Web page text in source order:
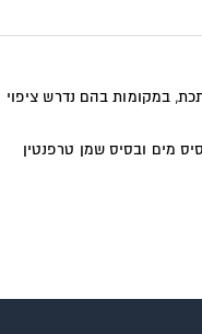
במקומות בהם נדרש ציפוי
מים ובסיס שמן טרפנטין